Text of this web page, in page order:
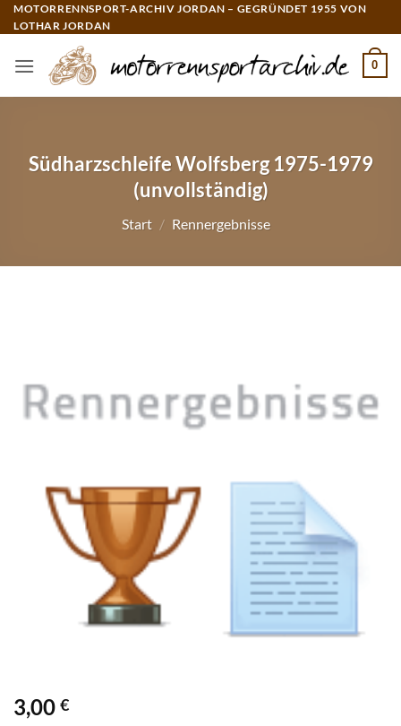
Zum
Inhalt
MOTORRENNSPORT-ARCHIV JORDAN – GEGRÜNDET 1955 VON
LOTHAR JORDAN
0
Südharzschleife Wolfsberg 1975-1979
(unvollständig)
Start / Rennergebnisse
3,00 €